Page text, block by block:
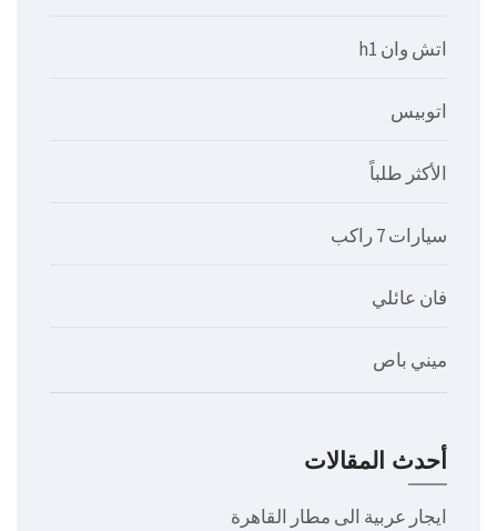
اتش وان h1
اتوبيس
الأكثر طلباً
سيارات 7 راكب
فان عائلي
ميني باص
أحدث المقالات
ايجار عربية الى مطار القاهرة